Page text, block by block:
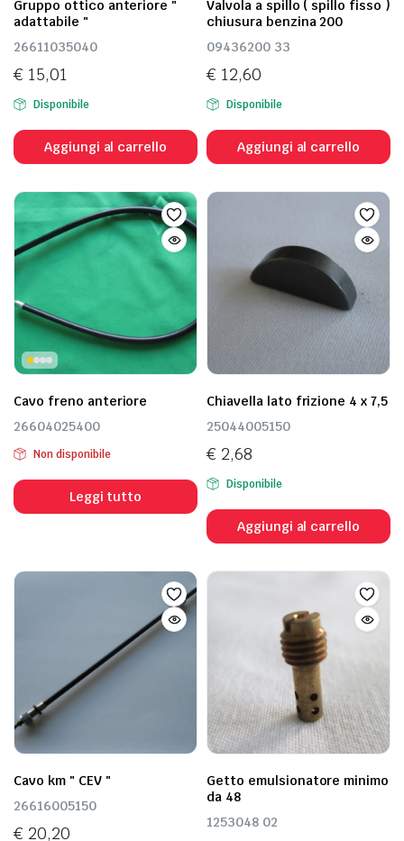
Gruppo ottico anteriore "
adattabile "
26611035040
€ 15,01
Disponibile
Aggiungi al carrello
Valvola a spillo ( spillo fisso )
chiusura benzina 200
09436200 33
€ 12,60
Disponibile
Aggiungi al carrello
Cavo freno anteriore
26604025400
Non disponibile
Leggi tutto
Chiavella lato frizione 4 x 7,5
25044005150
€ 2,68
Disponibile
Aggiungi al carrello
Cavo km " CEV "
26616005150
€ 20,20
Getto emulsionatore minimo
da 48
1253048 02